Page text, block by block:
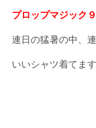
プロップマジック
連日の猛暑の中、
いいシャツ着てます